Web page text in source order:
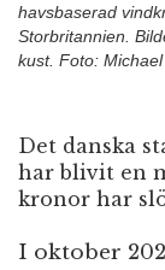
havsbaserad
Storbritannien.
kust. Foto:
Det danska
har blivit en
kronor har
I oktober